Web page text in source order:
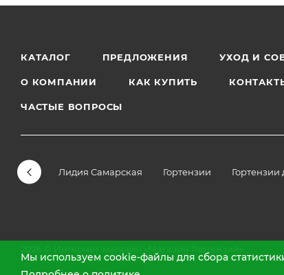
КАТАЛОГ ПРЕДЛОЖЕНИЯ УХОД И
О КОМПАНИИ КАК КУПИТЬ
ЧАСТЫЕ ВОПРОСЫ
Лидия Самарская Гортензии Гортензии
Мы используем cookie-файлы для сбора